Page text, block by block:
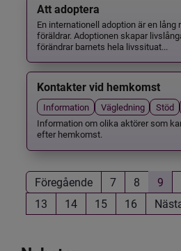
Att adoptera
En internationell adoption är en lång
föräldrar. Adoptionen skapar
förändrar barnets hela livssituat...
Kontakter vid hemkomst
Information Vägledning Stöd
Information om olika aktörer som
efter hemkomst.
Föregående 7 8 9
13
14 15 16